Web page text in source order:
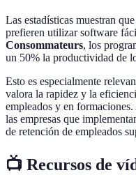
Las estadísticas muestran
prefieren utilizar software
Consommateurs, los
un 50% la productividad de
Esto es especialmente
valora la rapidez y la
empleados y en
las empresas que
de retención de empleados
📺 Recursos de